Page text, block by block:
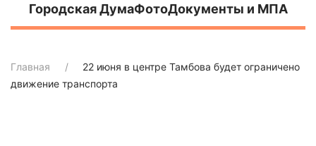
Городская ДумаФотоДокументы и МПА
Главная
22 июня в центре Тамбова будет ограничено
движение транспорта